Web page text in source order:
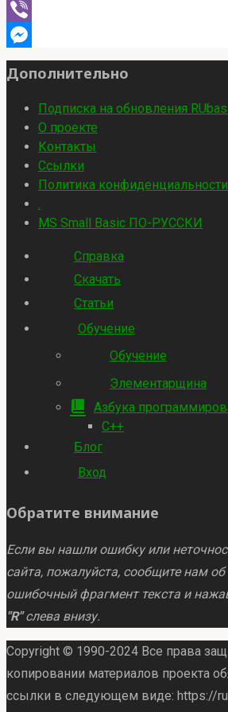
WhatsApp
Viber
Messenger
Дополнительно
Подписка на обновления
О проекте
Контакты
Ссылки
Политика конфиденциальности
.
MS Small Basic ПО-РУССКИ
Справка
Скачать
Статьи
Обучение
Обучение
Элементарщина
Азбука
C++
Блог
Вход
Обратите внимание
Если вы нашли ошибку или
сайта, пожалуйста, сообщите нам
ошибочный фрагмент текста и
"R"слева внизу.
Copyright © 1990-2024 Все права
копировании материалов проекта
ссылки в следующем виде: https://